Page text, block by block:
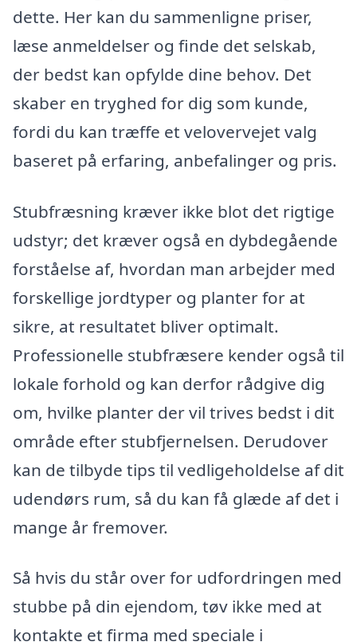
dette. Her kan du sammenligne priser,
læse anmeldelser og finde det selskab,
der bedst kan opfylde dine behov. Det
skaber en tryghed for dig som kunde,
fordi du kan træffe et velovervejet valg
baseret på erfaring, anbefalinger og pris.
Stubfræsning kræver ikke blot det rigtige
udstyr; det kræver også en dybdegående
forståelse af, hvordan man arbejder med
forskellige jordtyper og planter for at
sikre, at resultatet bliver optimalt.
Professionelle stubfræsere kender også til
lokale forhold og kan derfor rådgive dig
om, hvilke planter der vil trives bedst i dit
område efter stubfjernelsen. Derudover
kan de tilbyde tips til vedligeholdelse af dit
udendørs rum, så du kan få glæde af det i
mange år fremover.
Så hvis du står over for udfordringen med
stubbe på din ejendom, tøv ikke med at
kontakte et firma med speciale i